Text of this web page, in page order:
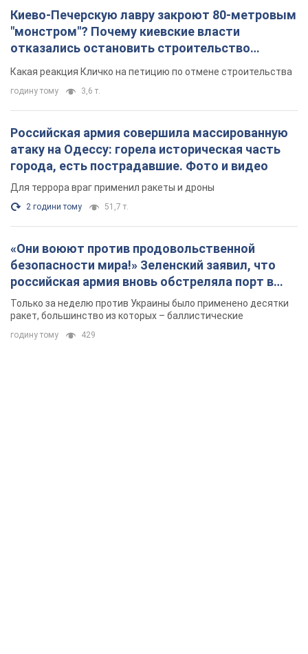
Киево-Печерскую лавру закроют 80-метровым
"монстром"? Почему киевские власти
отказались остановить строительство
небоскреба "московского верующего"
Какая реакция Кличко на петицию по отмене строительства
годину тому 3,6 т.
Российская армия совершила массированную
атаку на Одессу: горела историческая часть
города, есть пострадавшие. Фото и видео
Для террора враг применил ракеты и дроны
2 години тому 51,7 т.
«Они воюют против продовольственной
безопасности мира!» Зеленский заявил, что
российская армия вновь обстреляла порт в
Одессе
Только за неделю против Украины было применено десятки
ракет, большинство из которых – баллистические
годину тому 429